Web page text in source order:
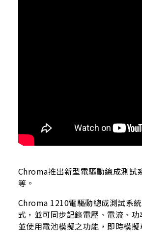
Chroma推出新型電驅動總成測試
等。
Chroma 1210電驅動總成測試系
式，並可同步記錄電壓、電流、
並使用電池模擬之功能，即時模